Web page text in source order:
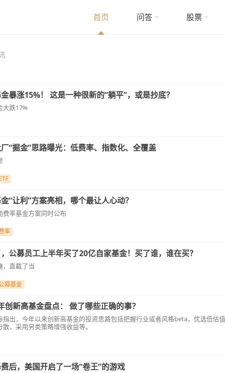
首页 问答 股票
暴涨15%！ 这是一种很新的“躺平”，或是抄底？
大跌17%
“掘金”思路曝光：低费率、指数化、全覆盖
“让利”方案亮相，哪个最让人心动？
费率基金方案同时公布
率
公募员工上半年买了20亿自家基金！买了谁，谁在买？
，直截了当
募基金
创新高基金盘点： 做了哪些正确的事？
指出，今年以来创新高基金的投资思路包括把握行业或者风格beta，优选低估
散，采用另类策略增强收益等。
后，美国开启了一场“卷王”的游戏